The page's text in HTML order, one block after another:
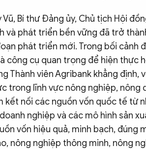
Vũ, Bí thư Đảng ủy, Chủ tịch Hội
và phát triển bền vững đã trở
phát triển mới. Trong bối cảnh
công cụ quan trọng để hiện thực
Thành viên Agribank khẳng định,
trong lĩnh vực nông nghiệp, nông
kết nối các nguồn vốn quốc tế từ
nghiệp và các mô hình sản
vốn hiệu quả, minh bạch, đúng
nông nghiệp thông minh, nông